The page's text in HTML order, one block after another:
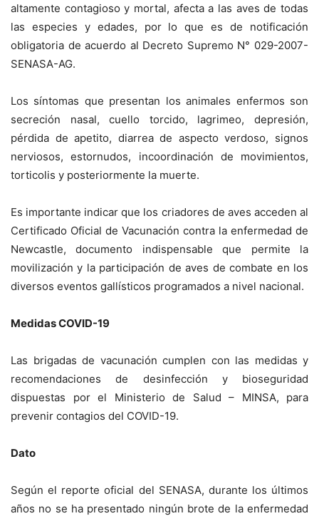
altamente contagioso y mortal, afecta a las aves de todas
las especies y edades, por lo que es de notificación
obligatoria de acuerdo al Decreto Supremo N° 029-2007-
SENASA-AG.
Los síntomas que presentan los animales enfermos son
secreción nasal, cuello torcido, lagrimeo, depresión,
pérdida de apetito, diarrea de aspecto verdoso, signos
nerviosos, estornudos, incoordinación de movimientos,
torticolis y posteriormente la muerte.
Es importante indicar que los criadores de aves acceden al
Certificado Oficial de Vacunación contra la enfermedad de
Newcastle, documento indispensable que permite la
movilización y la participación de aves de combate en los
diversos eventos gallísticos programados a nivel nacional.
Medidas COVID-19
Las brigadas de vacunación cumplen con las medidas y
recomendaciones de desinfección y bioseguridad
dispuestas por el Ministerio de Salud – MINSA, para
prevenir contagios del COVID-19.
Dato
Según el reporte oficial del SENASA, durante los últimos
años no se ha presentado ningún brote de la enfermedad